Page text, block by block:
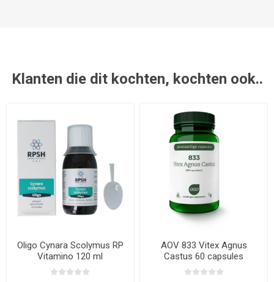
Klanten die dit kochten, kochten ook..
Oligo Cynara Scolymus RP
Vitamino 120 ml
AOV 833 Vitex Agnus
Castus 60 capsules